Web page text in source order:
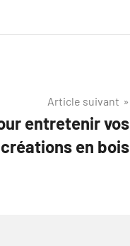
Article suivant
entretenir vos
créations en bois